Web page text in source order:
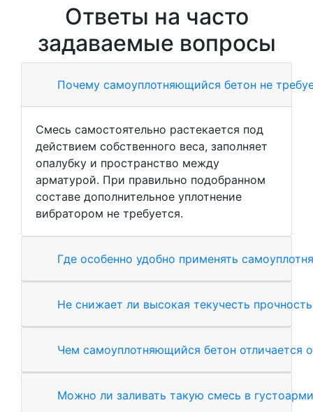
Ответы на часто
задаваемые вопросы
Почему самоуплотняющийся бетон не
Смесь самостоятельно растекается под
действием собственного веса, заполняет
опалубку и пространство между
арматурой. При правильно подобранном
составе дополнительное уплотнение
вибратором не требуется.
Где особенно удобно применять
Не снижает ли высокая текучесть
Чем самоуплотняющийся бетон отличается
Можно ли заливать такую смесь в